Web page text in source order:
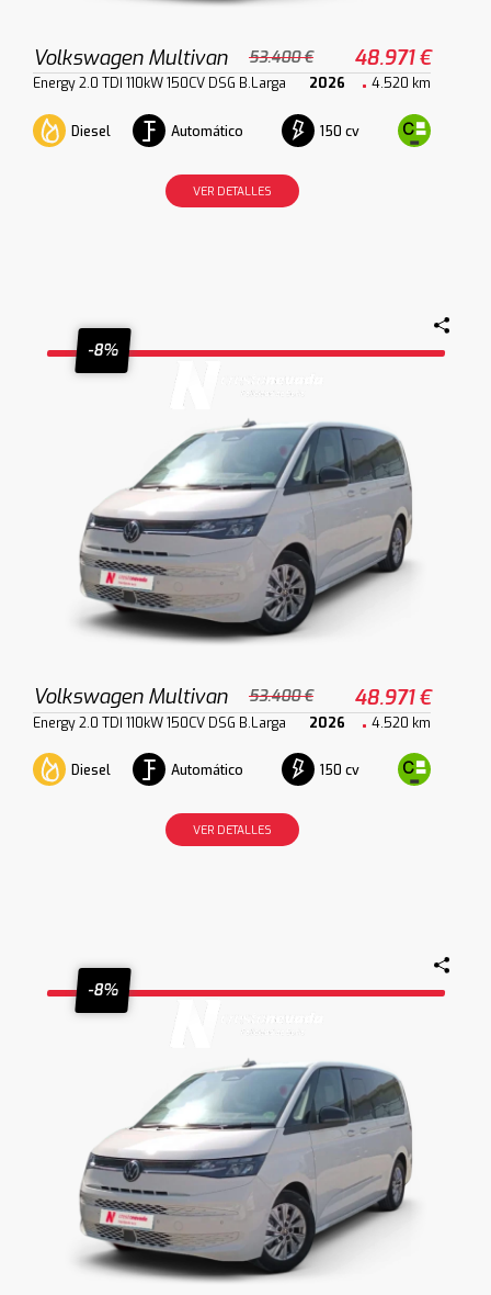
Volkswagen Multivan 53.400 € 48.971 €
Energy 2.0 TDI 110kW 150CV DSG B.Larga 2026 4.520 km
Diesel Automático 150 cv
VER DETALLES
-8%
Volkswagen Multivan 53.400 € 48.971 €
Energy 2.0 TDI 110kW 150CV DSG B.Larga 2026 4.520 km
Diesel Automático 150 cv
VER DETALLES
-8%